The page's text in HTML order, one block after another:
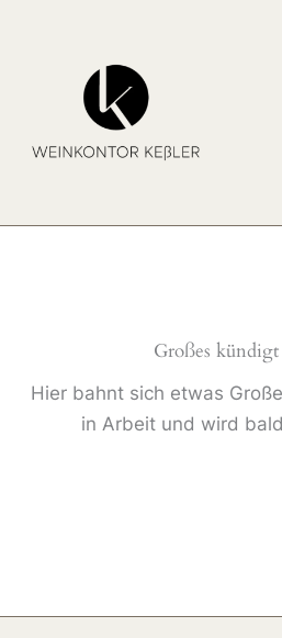
Großes kündigt
Hier bahnt sich etwas
in Arbeit und wird